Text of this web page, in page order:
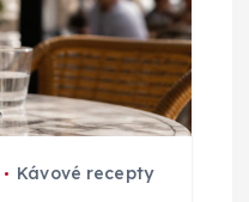
Kávové recepty